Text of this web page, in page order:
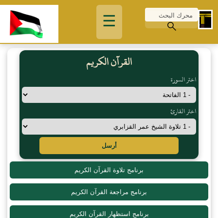
☰
القرآن الكريم
اختر السورة
اختر القارئ
أرسل
برنامج تلاوة القرآن الكريم
برنامج مراجعة القرآن الكريم
برنامج استظهار القرآن الكريم